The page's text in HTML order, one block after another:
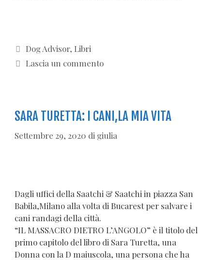
Categorie
Dog Advisor, Libri
Lascia un commento
SARA TURETTA: I CANI,LA MIA VITA
Settembre 29, 2020 di giulia
Dagli uffici della Saatchi & Saatchi in piazza San
Babila,Milano alla volta di Bucarest per salvare i
cani randagi della città.
“IL MASSACRO DIETRO L’ANGOLO” è il titolo del
primo capitolo del libro di Sara Turetta, una
Donna con la D maiuscola, una persona che ha